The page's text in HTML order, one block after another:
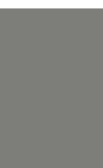
PARIS